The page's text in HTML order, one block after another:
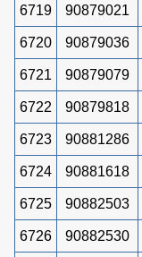
6719 90879021
6720 90879036
6721 90879079
6722 90879818
6723 90881286
6724 90881618
6725 90882503
6726 90882530